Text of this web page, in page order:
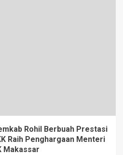
Rohil Berbuah Prestasi
Raih Penghargaan Menteri
Makassar